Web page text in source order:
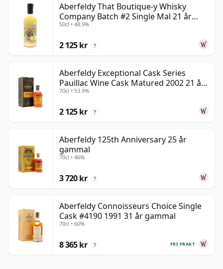
Aberfeldy That Boutique-y Whisky
Company Batch #2 Single Mal 21 år
gammal
50cl • 48.9%
2 125 kr ?
Aberfeldy Exceptional Cask Series
Pauillac Wine Cask Matured 2002 21 år
gammal
70cl • 53.9%
2 125 kr ?
Aberfeldy 125th Anniversary 25 år
gammal
70cl • 46%
3 720 kr ?
Aberfeldy Connoisseurs Choice Single
Cask #4190 1991 31 år gammal
70cl • 60%
FRI FRAKT
8 365 kr ?